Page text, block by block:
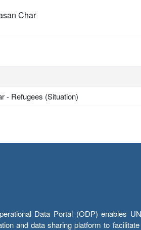
Char
- Refugees (Situation)
Data Portal (ODP) enables
and data sharing platform to